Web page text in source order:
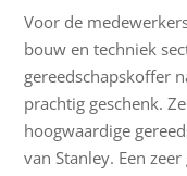
Voor de
bouw en techniek
gereedschapskoffer
prachtig geschenk.
hoogwaardige
van Stanley. Een